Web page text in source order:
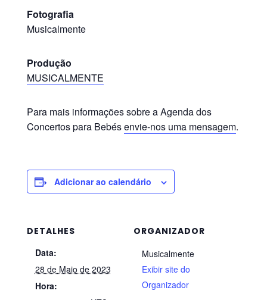
Fotografia
Musicalmente
Produção
MUSICALMENTE
Para mais informações sobre a Agenda dos
Concertos para Bebésenvie-nos uma mensagem.
Adicionar ao calendário
DETALHES
Data:
28 de Maio de 2023
Hora:
ORGANIZADOR
Musicalmente
Exibir site do
Organizador